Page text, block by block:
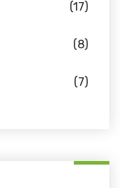
(17)
(8)
(7)